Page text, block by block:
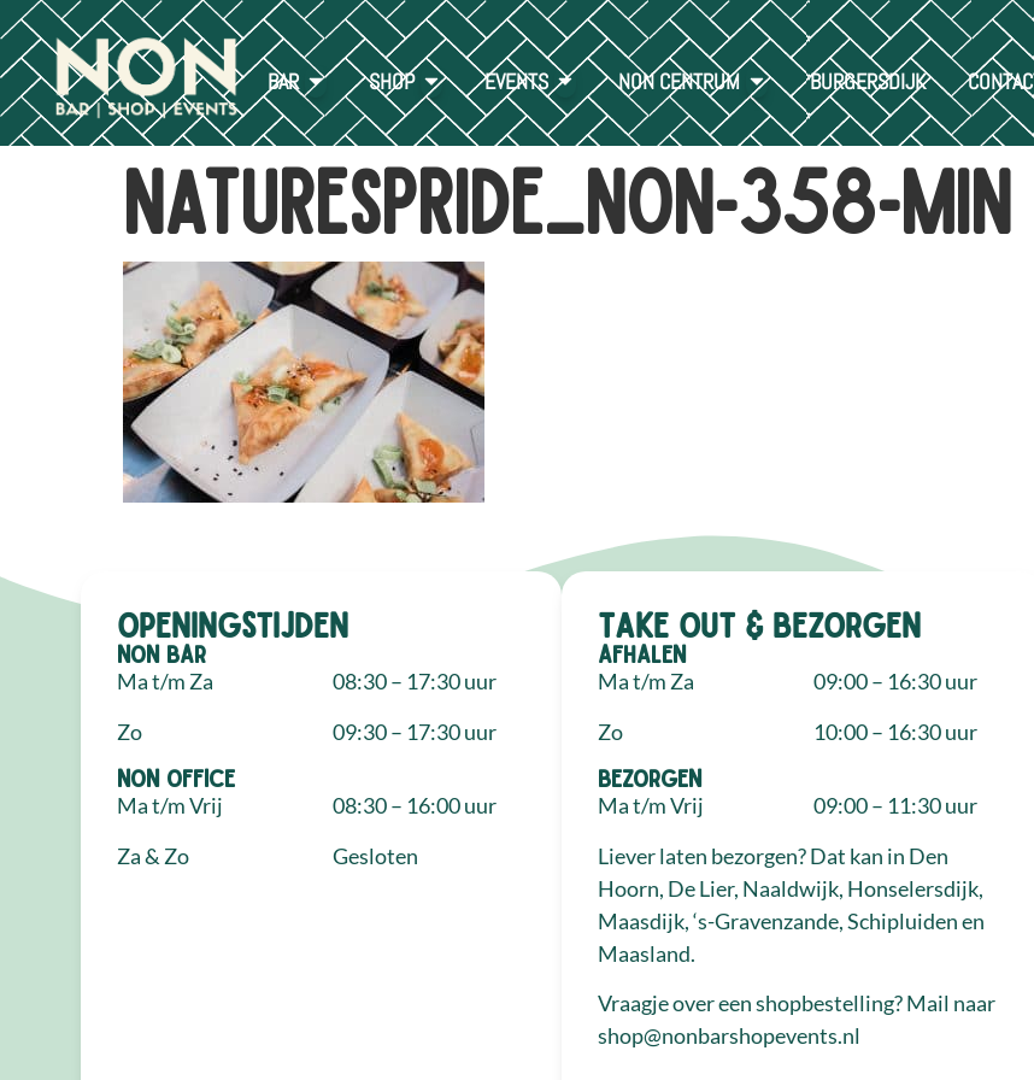
BAR SHOP EVENTS NON CENTRUM BURGERSDIJK
Naturespride_non-358-min
Openingstijden
NON Bar
Ma t/m Za
Zo
08:30 – 17:30 uur
09:30 – 17:30 uur
NON Office
Ma t/m Vrij
Za & Zo
08:30 – 16:00 uur
Gesloten
Take out & bezorgen
Afhalen
Ma t/m Za
Zo
09:00 – 16:30 uur
10:00 – 16:30 uur
Bezorgen
Ma t/m Vrij
09:00 – 11:30 uur
Liever laten bezorgen? Dat kan in Den
Hoorn, De Lier, Naaldwijk, Honselersdijk,
Maasdijk, ‘s-Gravenzande, Schipluiden en
Maasland.
Vraagje over een shopbestelling? Mail naar
shop@nonbarshopevents.nl